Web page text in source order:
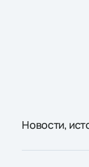
Новости,